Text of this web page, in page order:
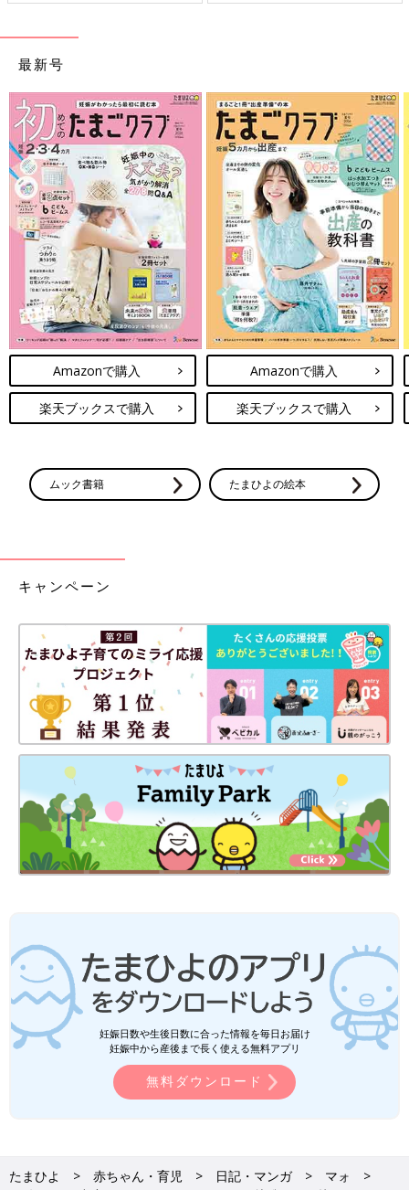
最新号
Amazonで購入
楽天ブックスで購入
Amazonで購入
楽天ブックスで購入
ムック書籍 たまひよの絵本
キャンペーン
妊娠日数や生後日数に合った情報を毎日お届け
妊娠中から産後まで長く使える無料アプリ
無料ダウンロード
たまひよ 赤ちゃん・育児 日記・マンガ
マォ